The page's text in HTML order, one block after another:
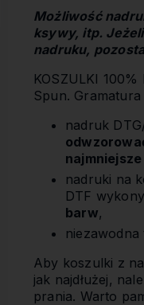
Możliwość
ksywy, itp.
nadruku,
KOSZULKI 100%
Spun. Gramatura
nadruk
nadruki na
DTF
barw,
niezawodna
Aby koszulki z
jak najdłużej,
prania. Warto